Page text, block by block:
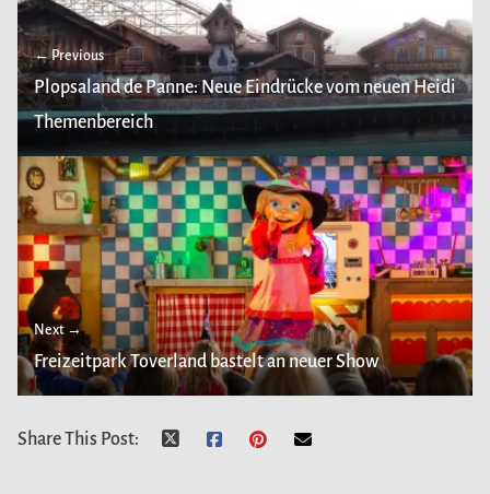
← Previous
Plopsaland de Panne: Neue Eindrücke vom neuen Heidi
Themenbereich
Next →
Freizeitpark Toverland bastelt an neuer Show
Share This Post: